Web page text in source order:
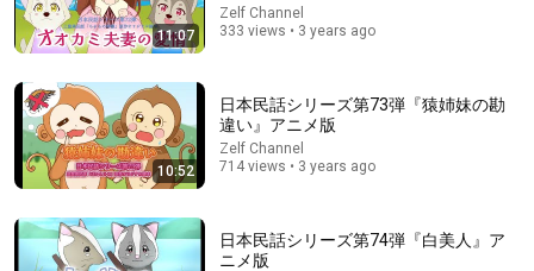
【九割は知らない秘密 四選 閻魔大王編】閻魔大王の知ら
れざる本性
空想ミステリー探訪 and A レキシちゃんねる
11:07
Zelf Channel
333 views • 3 years ago
10:52
日本民話シリーズ第73弾『猿姉妹の勘
違い』アニメ版
Zelf Channel
714 views • 3 years ago
日本民話シリーズ第74弾『白美人』ア
ニメ版